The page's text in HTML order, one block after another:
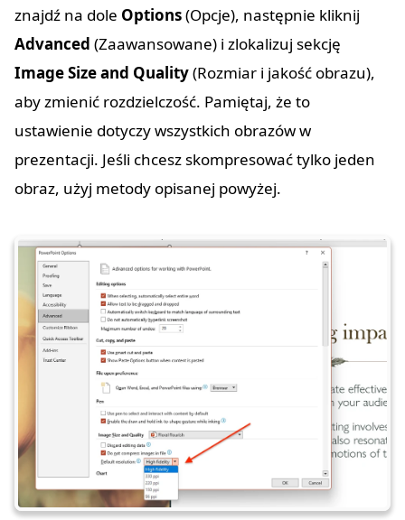
znajdź na dole Options(Opcje), następnie kliknij
Advanced (Zaawansowane) i zlokalizuj sekcję
Image Size and Quality(Rozmiar i jakość obrazu),
aby zmienić rozdzielczość. Pamiętaj, że to
ustawienie dotyczy wszystkich obrazów w
prezentacji. Jeśli chcesz skompresować tylko jeden
obraz, użyj metody opisanej powyżej.